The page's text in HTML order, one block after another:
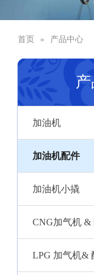
首页 » 产品中心
加油机
加油机配件
加油机小撬
CNG加气机 &
LPG 加气机&